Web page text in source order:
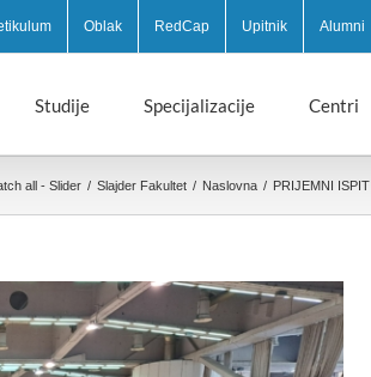
Oblak RedCap Upitnik Alumni
Studije Specijalizacije Centri
all - Slider / Slajder Fakultet / Naslovna / PRIJEMNI